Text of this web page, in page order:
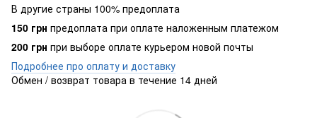
В другие страны 100% предоплата
150 грн предоплата при оплате наложенным платежом
200 грн при выборе оплате курьером новой почты
Подробнее про оплату и доставку
Обмен / возврат товара в течение 14 дней